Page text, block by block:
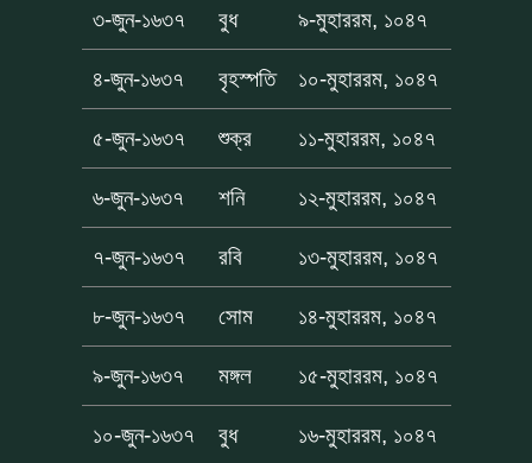
৩-জুন-১৬৩৭ বুধ ৯-মুহাররম, ১০৪৭
৪-জুন-১৬৩৭ বৃহস্পতি ১০-মুহাররম, ১০৪৭
৫-জুন-১৬৩৭ শুক্র ১১-মুহাররম, ১০৪৭
৬-জুন-১৬৩৭ শনি ১২-মুহাররম, ১০৪৭
৭-জুন-১৬৩৭ রবি ১৩-মুহাররম, ১০৪৭
৮-জুন-১৬৩৭ সোম ১৪-মুহাররম, ১০৪৭
৯-জুন-১৬৩৭ মঙ্গল ১৫-মুহাররম, ১০৪৭
১০-জুন-১৬৩৭ বুধ ১৬-মুহাররম, ১০৪৭